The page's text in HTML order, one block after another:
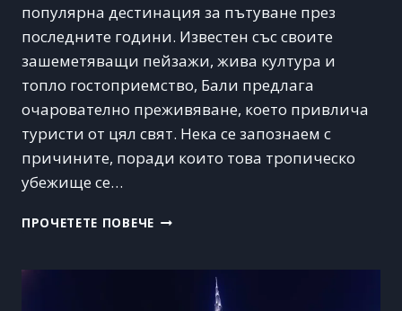
популярна дестинация за пътуване през
последните години. Известен със своите
зашеметяващи пейзажи, жива култура и
топло гостоприемство, Бали предлага
очарователно преживяване, което привлича
туристи от цял свят. Нека се запознаем с
причините, поради които това тропическо
убежище се…
ПРОЧЕТЕТЕ ПОВЕЧЕЗАЩО
ПРЕВЪРНА